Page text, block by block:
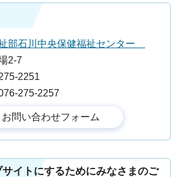
部石川中央保健福祉センター
2-7
2251
275-2257
イトにするためにみなさまのご